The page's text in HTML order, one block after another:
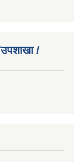
उपशाखा /